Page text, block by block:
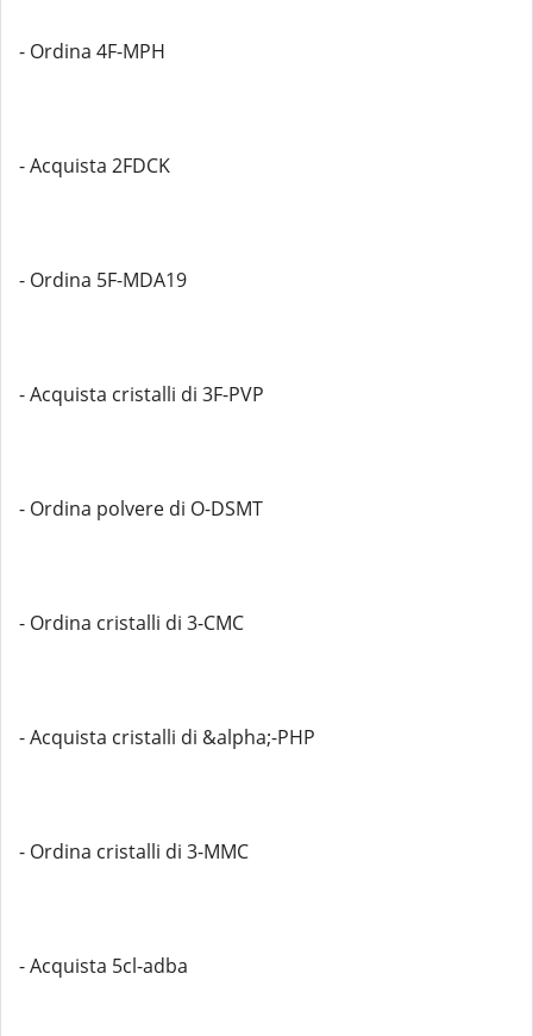
- Ordina 4F-MPH
- Acquista 2FDCK
- Ordina 5F-MDA19
- Acquista cristalli di 3F-PVP
- Ordina polvere di O-DSMT
- Ordina cristalli di 3-CMC
- Acquista cristalli di &alpha;-PHP
- Ordina cristalli di 3-MMC
- Acquista 5cl-adba